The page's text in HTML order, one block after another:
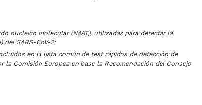
nucleico molecular (NAAT), utilizadas para detectar la
del SARS-CoV-2;
en la lista común de test rápidos de detección de
la Comisión Europea en base la Recomendación del Consejo